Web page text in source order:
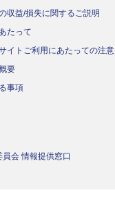
収益/損失に関するご説明
たって
イトご利用にあたっての注意
要
事項
会 情報提供窓口